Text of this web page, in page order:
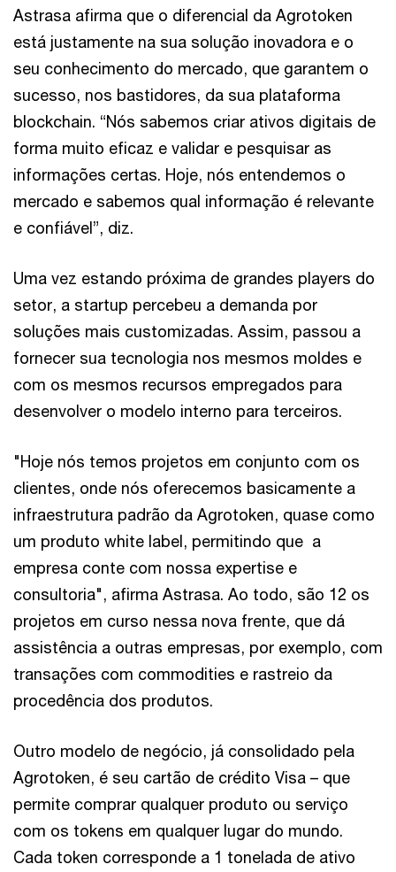
Astrasa afirma que o diferencial da Agrotoken
está justamente na sua solução inovadora e o
seu conhecimento do mercado, que garantem o
sucesso, nos bastidores, da sua plataforma
blockchain. “Nós sabemos criar ativos digitais de
forma muito eficaz e validar e pesquisar as
informações certas. Hoje, nós entendemos o
mercado e sabemos qual informação é relevante
e confiável”, diz.
Uma vez estando próxima de grandes players do
setor, a startup percebeu a demanda por
soluções mais customizadas. Assim, passou a
fornecer sua tecnologia nos mesmos moldes e
com os mesmos recursos empregados para
desenvolver o modelo interno para terceiros.
"Hoje nós temos projetos em conjunto com os
clientes, onde nós oferecemos basicamente a
infraestrutura padrão da Agrotoken, quase como
um produto white label, permitindo que a
empresa conte com nossa expertise e
consultoria", afirma Astrasa. Ao todo, são 12 os
projetos em curso nessa nova frente, que dá
assistência a outras empresas, por exemplo, com
transações com commodities e rastreio da
procedência dos produtos.
Outro modelo de negócio, já consolidado pela
Agrotoken, é seu cartão de crédito Visa – que
permite comprar qualquer produto ou serviço
com os tokens em qualquer lugar do mundo.
Cada token corresponde a 1 tonelada de ativo